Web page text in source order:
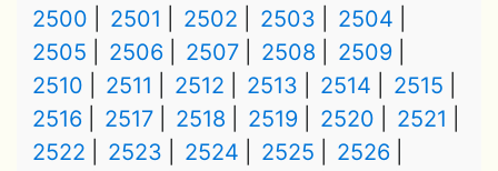
2500
2501 2502 2503
2504
2505
2506 2507 2508
2509
2510
2511 2512 2513 2514
2515
2516
2517 2518 2519 2520
2521
2522
2523 2524 2525
2526